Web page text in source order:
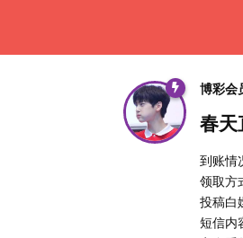
博彩会
春天
到账情
领取方
投稿白
短信内